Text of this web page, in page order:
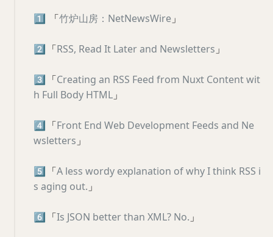
1️⃣ 「竹炉山房：NetNewsWire 」
2️⃣ 「RSS, Read It Later and Newsletters 」
3️⃣ 「Creating an RSS Feed from Nuxt Content wit
h Full Body HTML 」
4️⃣ 「Front End Web Development Feeds and Ne
wsletters 」
5️⃣ 「A less wordy explanation of why I think RSS i
s aging out. 」
6️⃣ 「Is JSON better than XML? No. 」